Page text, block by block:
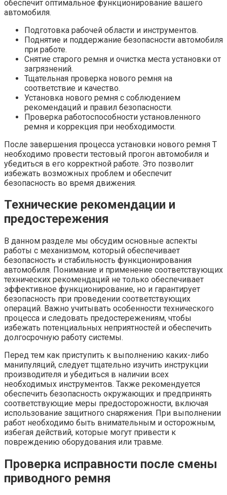
обеспечит оптимальное функционирование вашего
автомобиля.
Подготовка рабочей области и инструментов.
Поднятие и поддержание безопасности автомобиля
при работе.
Снятие старого ремня и очистка места установки от
загрязнений.
Тщательная проверка нового ремня на
соответствие и качество.
Установка нового ремня с соблюдением
рекомендаций и правил безопасности.
Проверка работоспособности установленного
ремня и коррекция при необходимости.
После завершения процесса установки нового ремня T
необходимо провести тестовый прогон автомобиля и
убедиться в его корректной работе. Это позволит
избежать возможных проблем и обеспечит
безопасность во время движения.
Технические рекомендации и
предостережения
В данном разделе мы обсудим основные аспекты
работы с механизмом, который обеспечивает
безопасность и стабильность функционирования
автомобиля. Понимание и применение соответствующих
технических рекомендаций не только обеспечивает
эффективное функционирование, но и гарантирует
безопасность при проведении соответствующих
операций. Важно учитывать особенности технического
процесса и следовать предостережениям, чтобы
избежать потенциальных неприятностей и обеспечить
долгосрочную работу системы.
Перед тем как приступить к выполнению каких-либо
манипуляций, следует тщательно изучить инструкции
производителя и убедиться в наличии всех
необходимых инструментов. Также рекомендуется
обеспечить безопасность окружающих и предпринять
соответствующие меры предосторожности, включая
использование защитного снаряжения. При выполнении
работ необходимо быть внимательным и осторожным,
избегая действий, которые могут привести к
повреждению оборудования или травме.
Проверка исправности после смены
приводного ремня